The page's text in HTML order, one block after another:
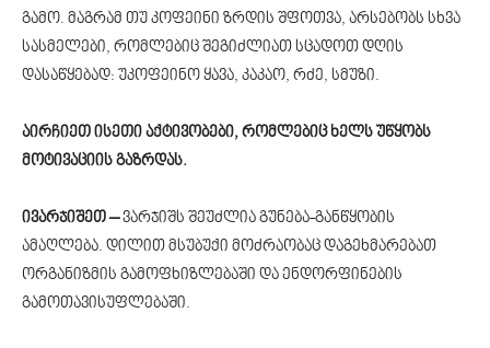
გამო. მაგრამ თუ კოფეინი ზრდის შფოთვა, არსებობს სხვა
სასმელები, რომლებიც შეგიძლიათ სცადოთ დღის
დასაწყებად: უკოფეინო ყავა, კაკაო, რძე, სმუზი.
აირჩიეთ ისეთი აქტივობები, რომლებიც ხელს უწყობს
მოტივაციის გაზრდას.
ივარჯიშეთ –ვარჯიშს შეუძლია გუნება-განწყობის
ამაღლება. დილით მსუბუქი მოძრაობაც დაგეხმარებათ
ორგანიზმის გამოფხიზლებაში და ენდორფინების
გამოთავისუფლებაში.